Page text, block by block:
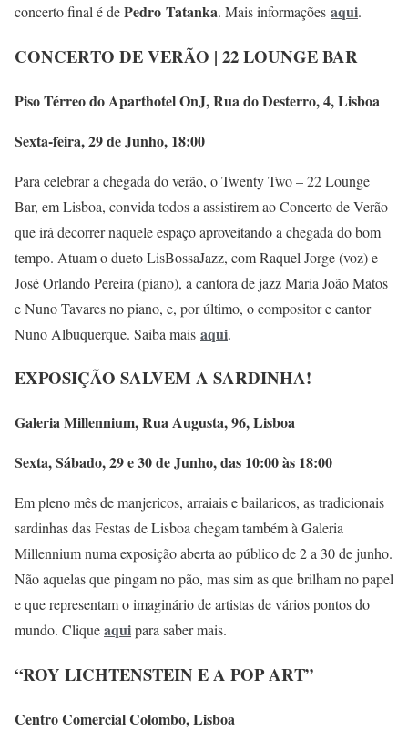
concerto final é dePedro Tatanka. Mais informações aqui.
CONCERTO DE VERÃO | 22 LOUNGE BAR
Piso Térreo do Aparthotel OnJ, Rua do Desterro, 4, Lisboa
Sexta-feira, 29 de Junho, 18:00
Para celebrar a chegada do verão, o Twenty Two – 22 Lounge
Bar, em Lisboa, convida todos a assistirem ao Concerto de Verão
que irá decorrer naquele espaço aproveitando a chegada do bom
tempo. Atuam o dueto LisBossaJazz, com Raquel Jorge (voz) e
José Orlando Pereira (piano), a cantora de jazz Maria João Matos
e Nuno Tavares no piano, e, por último, o compositor e cantor
Nuno Albuquerque. Saiba mais aqui.
EXPOSIÇÃO SALVEM A SARDINHA!
Galeria Millennium, Rua Augusta, 96, Lisboa
Sexta, Sábado, 29 e 30 de Junho, das 10:00 às 18:00
Em pleno mês de manjericos, arraiais e bailaricos, as tradicionais
sardinhas das Festas de Lisboa chegam também à Galeria
Millennium numa exposição aberta ao público de 2 a 30 de junho.
Não aquelas que pingam no pão, mas sim as que brilham no papel
e que representam o imaginário de artistas de vários pontos do
mundo. Cliqueaquipara saber mais.
“ROY LICHTENSTEIN E A POP ART”
Centro Comercial Colombo, Lisboa